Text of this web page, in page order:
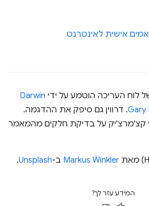
אישית לאינטרנט
Darwin
. דרווין גם סיפק את ההדגמה.
על בדיקת חלקים מהמאמר
Markus Winklerב-Unsplash
.
המידע עזר לך?